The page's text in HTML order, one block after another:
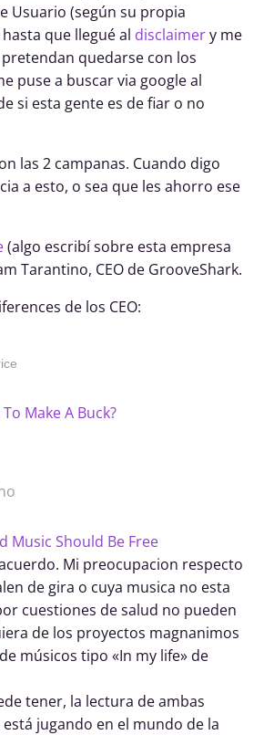
Usuario (según su propia
que llegué al disclaimery me
quedarse con los
puse a buscar via google al
si esta gente es de fiar o no
las 2 campanas. Cuando digo
a esto, o sea que les ahorro ese
(algo escribí sobre esta empresa
Tarantino, CEO de GrooveShark.
de los CEO:
Make A Buck?
Music Should Be Free
Mi preocupacion respecto
de gira o cuya musica no esta
cuestiones de salud no pueden
de los proyectos magnanimos
músicos tipo «In my life» de
tener, la lectura de ambas
jugando en el mundo de la